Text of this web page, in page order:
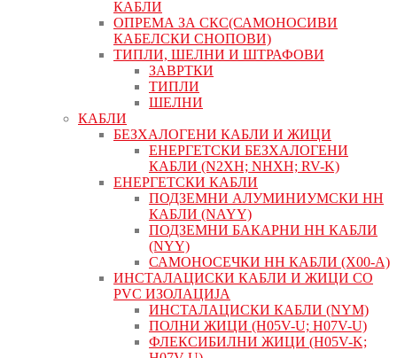
КАБЛИ
ОПРЕМА ЗА СКС(САМОНОСИВИ
КАБЕЛСКИ СНОПОВИ)
ТИПЛИ, ШЕЛНИ И ШТРАФОВИ
ЗАВРТКИ
ТИПЛИ
ШЕЛНИ
КАБЛИ
БЕЗХАЛОГЕНИ КАБЛИ И ЖИЦИ
ЕНЕРГЕТСКИ БЕЗХАЛОГЕНИ
КАБЛИ (N2XH; NHXH; RV-K)
ЕНЕРГЕТСКИ КАБЛИ
ПОДЗЕМНИ АЛУМИНИУМСКИ НН
КАБЛИ (NAYY)
ПОДЗЕМНИ БАКАРНИ НН КАБЛИ
(NYY)
САМОНОСЕЧКИ НН КАБЛИ (X00-A)
ИНСТАЛАЦИСКИ КАБЛИ И ЖИЦИ СО
PVC ИЗОЛАЦИЈА
ИНСТАЛАЦИСКИ КАБЛИ (NYM)
ПОЛНИ ЖИЦИ (H05V-U; H07V-U)
ФЛЕКСИБИЛНИ ЖИЦИ (H05V-K;